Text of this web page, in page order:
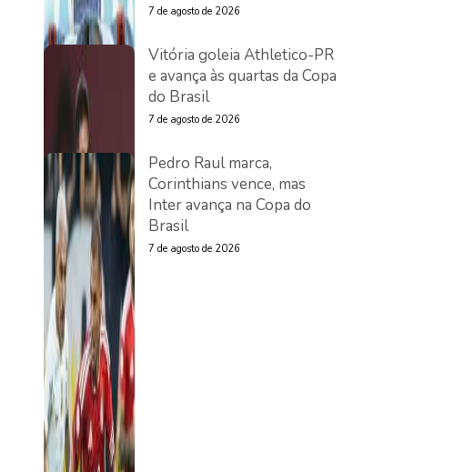
7 de agosto de 2026
Vitória goleia Athletico-PR
e avança às quartas da Copa
do Brasil
7 de agosto de 2026
Pedro Raul marca,
Corinthians vence, mas
Inter avança na Copa do
Brasil
7 de agosto de 2026